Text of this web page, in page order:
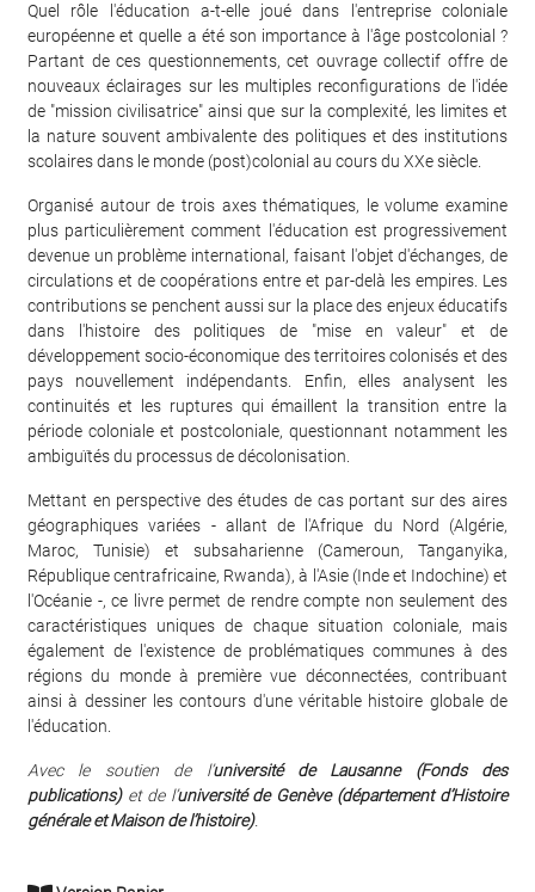
Quel rôle l'éducation a-t-elle joué dans l'entreprise coloniale
européenne et quelle a été son importance à l'âge postcolonial ?
Partant de ces questionnements, cet ouvrage collectif offre de
nouveaux éclairages sur les multiples reconfigurations de l'idée
de "mission civilisatrice" ainsi que sur la complexité, les limites et
la nature souvent ambivalente des politiques et des institutions
scolaires dans le monde (post)colonial au cours du XXe siècle.
Organisé autour de trois axes thématiques, le volume examine
plus particulièrement comment l'éducation est progressivement
devenue un problème international, faisant l'objet d'échanges, de
circulations et de coopérations entre et par-delà les empires. Les
contributions se penchent aussi sur la place des enjeux éducatifs
dans l'histoire des politiques de "mise en valeur" et de
développement socio-économique des territoires colonisés et des
pays nouvellement indépendants. Enfin, elles analysent les
continuités et les ruptures qui émaillent la transition entre la
période coloniale et postcoloniale, questionnant notamment les
ambiguïtés du processus de décolonisation.
Mettant en perspective des études de cas portant sur des aires
géographiques variées - allant de l'Afrique du Nord (Algérie,
Maroc, Tunisie) et subsaharienne (Cameroun, Tanganyika,
République centrafricaine, Rwanda), à l'Asie (Inde et Indochine) et
l'Océanie -, ce livre permet de rendre compte non seulement des
caractéristiques uniques de chaque situation coloniale, mais
également de l'existence de problématiques communes à des
régions du monde à première vue déconnectées, contribuant
ainsi à dessiner les contours d'une véritable histoire globale de
l'éducation.
Avec le soutien de l’université de Lausanne (Fonds des
publications)et de l’université de Genève (département d’Histoire
générale et Maison de l’histoire).